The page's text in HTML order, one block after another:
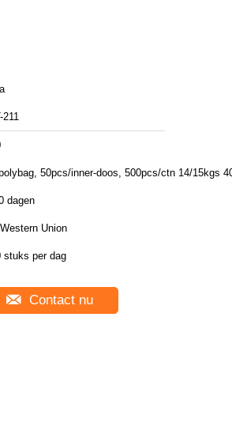
211
50pcs/inner-doos, 500pcs/ctn 14/15kgs
dagen
Union
stuks per dag
Contact nu